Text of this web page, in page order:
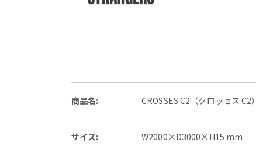
商品名: CROSSES C2（クロッセス C2）
サイズ: W2000×D3000×H15 mm